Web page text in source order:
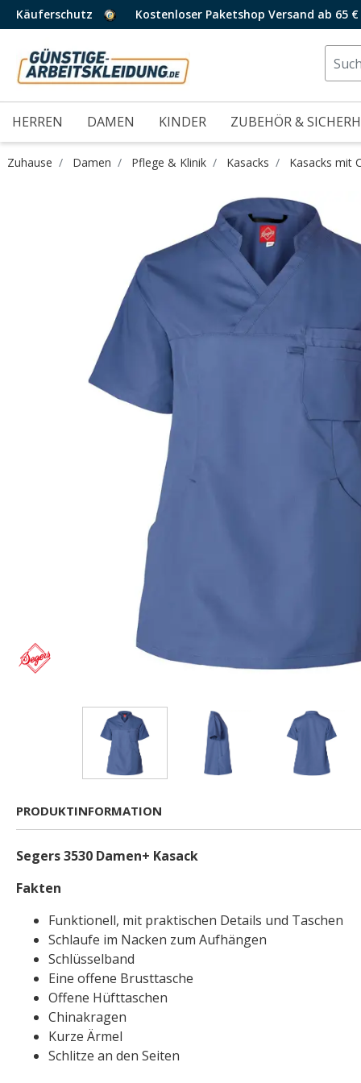
Käuferschutz Kostenloser Paketshop Versand ab 65 €
HERREN DAMEN KINDER ZUBEHÖR &
Zuhause Damen Pflege & Klinik Kasacks Kasacks mit
PRODUKTINFORMATION
Segers 3530 Damen+ Kasack
Fakten
Funktionell, mit praktischen Details und Taschen
Schlaufe im Nacken zum Aufhängen
Schlüsselband
Eine offene Brusttasche
Offene Hüfttaschen
Chinakragen
Kurze Ärmel
Schlitze an den Seiten